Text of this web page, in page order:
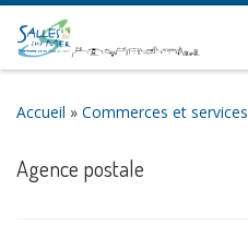
Skip to content
Accueil » Commerces et services
Agence postale